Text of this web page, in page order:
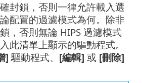
封鎖，否則一律允許載入選
配置的過濾模式為何。除非
，否則無論 HIPS 過濾模式
此清單上顯示的驅動程式。
]驅動程式、 [編輯] 或 [刪除]